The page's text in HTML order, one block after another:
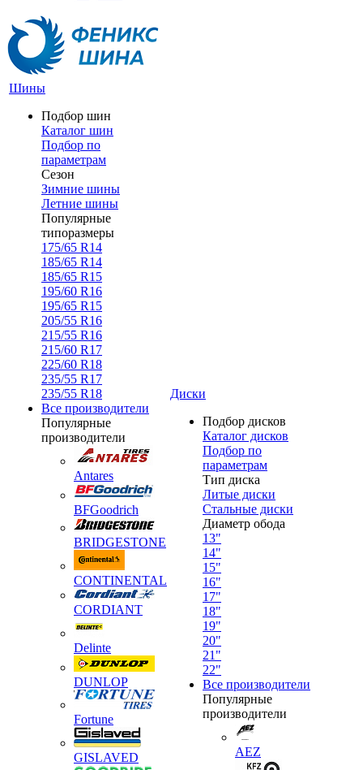
Шины
Подбор шин
Каталог шин
Подбор по
параметрам
Сезон
Зимние шины
Летние шины
Популярные
типоразмеры
175/65 R14
185/65 R14
185/65 R15
195/60 R16
195/65 R15
205/55 R16
215/55 R16
215/60 R17
225/60 R18
235/55 R17
235/55 R18
Все производители
Популярные
производители
Antares
BFGoodrich
BRIDGESTONE
CONTINENTAL
CORDIANT
Delinte
DUNLOP
Fortune
GISLAVED
Диски
Подбор дисков
Каталог дисков
Подбор по
параметрам
Тип диска
Литые диски
Стальные диски
Диаметр обода
13"
14"
15"
16"
17"
18"
19"
20"
21"
22"
Все производители
Популярные
производители
AEZ